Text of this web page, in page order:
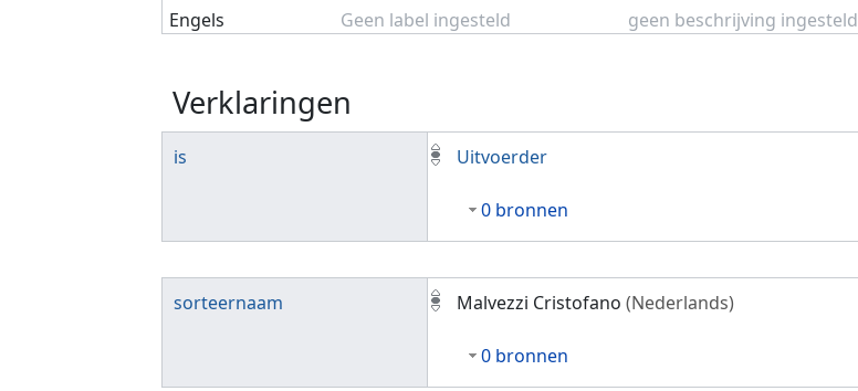
Engels Geen label ingesteld geen beschrijving ingesteld
Verklaringen
is Uitvoerder
0 bronnen
sorteernaam Malvezzi Cristofano (Nederlands)
0 bronnen